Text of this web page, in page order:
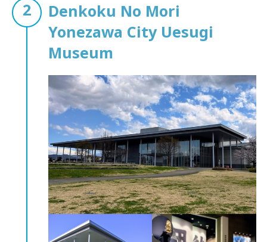
Denkoku No Mori
Yonezawa City Uesugi
Museum